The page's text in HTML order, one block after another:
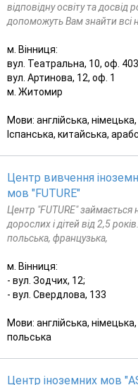
відповідну освіту та досвід
допоможуть Вам знайти всі
м. Вінниця:
вул. Театральна, 10, оф.
вул. Артинова, 12, оф. 1
м. Житомир
Мови: англійська,
Іспанська, китайська,
Центр вивчення
мов "FUTURE"
Центр "FUTURE"
дорослих і дітей від 2,5
польська, французька,
м. Вінниця:
- вул. Зодчих, 12;
- вул. Свердлова, 133
Мови: англійська,
польська
Центр іноземних мов